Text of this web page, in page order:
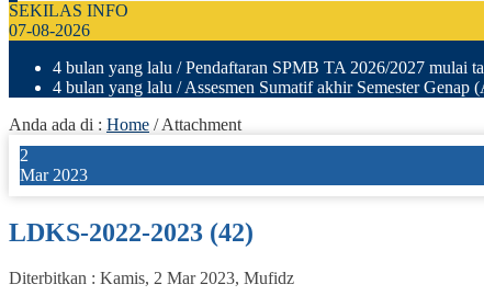
SEKILAS INFO
07-08-2026
4 bulan yang lalu / Pendaftaran SPMB TA 2026/2027 mulai
4 bulan yang lalu / Assesmen Sumatif akhir Semester
Anda ada di : Home / Attachment
2
Mar 2023
LDKS-2022-2023 (42)
Diterbitkan : Kamis, 2 Mar 2023, Mufidz